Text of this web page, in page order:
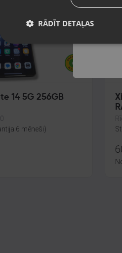
14 5G 256GB
6 mēneši)
RĀDĪT DETAĻAS